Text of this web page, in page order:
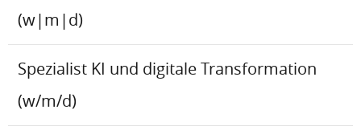
(w|m|d)
Spezialist KI und digitale Transformation
(w/m/d)